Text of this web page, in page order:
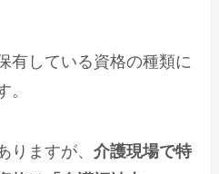
有している資格の種類に
。
りますが、介護現場で特